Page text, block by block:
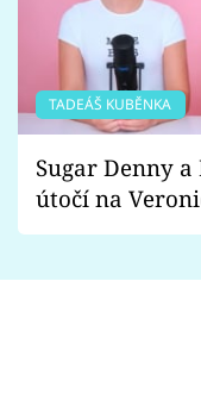
TADEÁŠ KUBĚNKA
Sugar Denny
útočí na
Proč je podle